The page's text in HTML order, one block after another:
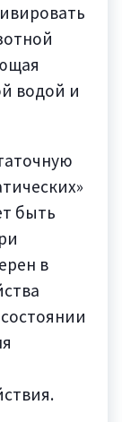
водой и
быть
в